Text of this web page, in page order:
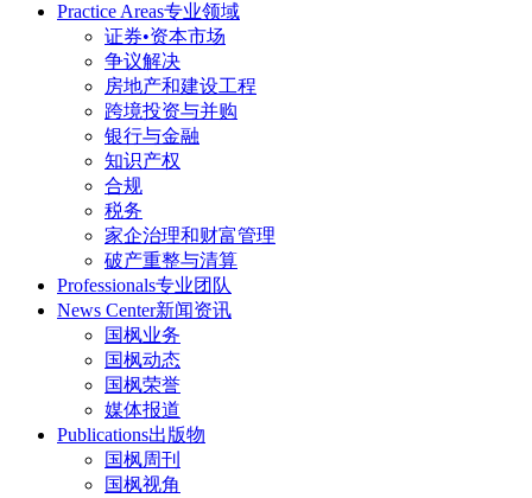
Practice Areas专业领域
证券•资本市场
争议解决
房地产和建设工程
跨境投资与并购
银行与金融
知识产权
合规
税务
家企治理和财富管理
破产重整与清算
Professionals专业团队
News Center新闻资讯
国枫业务
国枫动态
国枫荣誉
媒体报道
Publications出版物
国枫周刊
国枫视角